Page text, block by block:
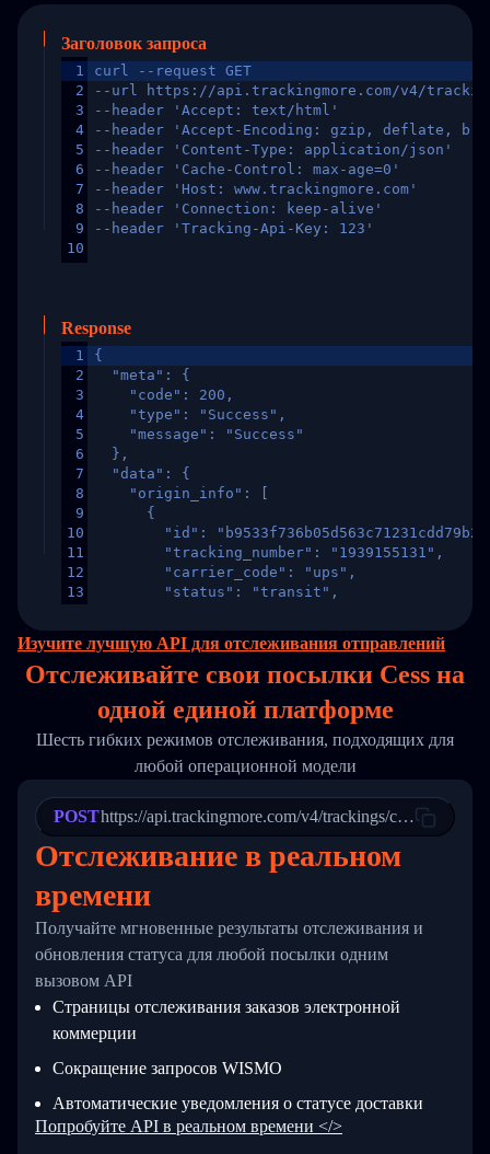
Заголовок запроса
1
2
3
4
5
6
7
8
9
10
curl --request GET
--url https://api.trackingmore.com/v4/trackings/
--header 'Accept: text/html'
--header 'Accept-Encoding: gzip, deflate,
--header 'Content-Type: application/json'
--header 'Cache-Control: max-age=0'
--header 'Host: www.trackingmore.com'
--header 'Connection: keep-alive'
--header 'Tracking-Api-Key: 123'
Response
1
2
3
4
5
6
7
8
9
10
11
12
13
16
17
21
24
26
27
28
29
30
33
34
{
  "meta": {
    "code": 200,
    "type": "Success",
    "message": "Success"
  },
  "data": {
    "origin_info": [
      {
"id":
        "tracking_number": "1939155131",
        "carrier_code": "ups",
        "status": "transit",
        "itemTimeLength": 2,
        "weblink": "",
        "trackinfo": [
          {
            "Date": "2017-03-08 04: 22: 00",
"StatusDescription": "Departed
          },
          {
            "Date": "2017-03-06 15:28:00",
"StatusDescription": "Shipment
"Details": "BEIJING-
          }
        ]
  }
}
Изучите лучшую API для отслеживания отправлений
Отслеживайте свои посылки Cess на
однойединой платформе
Шесть гибких режимов отслеживания, подходящих для
любой операционной модели
POSThttps://api.trackingmore.com/v4/trackings/create
Отслеживание в реальном
времени
Получайте мгновенные результаты отслеживания и
обновления статуса для любой посылки одним
вызовом API
Страницы отслеживания заказов электронной
коммерции
Сокращение запросов WISMO
Автоматические уведомления о статусе доставки
Попробуйте API в реальном времени </>